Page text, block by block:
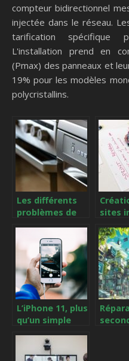
compteur bidirectionnel
injectée dans le réseau.
tarification spécifique
L'installation prend en
(Pmax) des panneaux et
19% pour les modèles
polycristallins.
Les différents
problèmes de
d’un lave linge
et comment le
réparer
sites
pour
L’iPhone 11, plus
qu’un simple